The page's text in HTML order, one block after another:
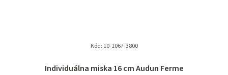
Individuálna miska 16 cm Audun Ferme
Kód: 10-1067-3800